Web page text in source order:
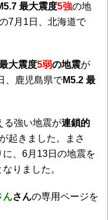
最大震度5強の地
7月1日、北海道で
大震度5弱の地震が
、鹿児島県でM5.2 最
る強い地震が連鎖的
起きました。まさ
、6月13日の地震を
りました。
んさんの専用ページを